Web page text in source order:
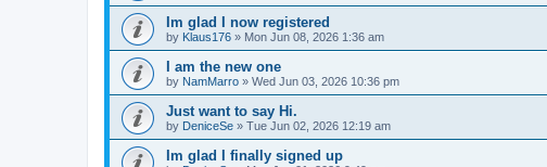
Im glad I now registered
by Klaus176 » Mon Jun 08, 2026 1:36 am
I am the new one
by NamMarro » Wed Jun 03, 2026 10:36 pm
Just want to say Hi.
by DeniceSe » Tue Jun 02, 2026 12:19 am
Im glad I finally signed up